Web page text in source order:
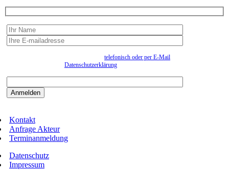
telefonisch oder per E-Mail
Datenschutzerklärung
Kontakt
Anfrage Akteur
Terminanmeldung
Datenschutz
Impressum